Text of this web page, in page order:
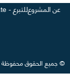
عن المشروعللتبرع - donate
©جميع الحقوق محفوظة